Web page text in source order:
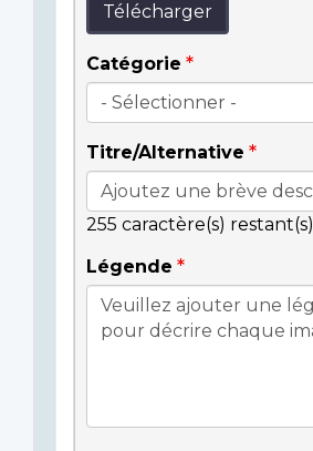
Télécharger
Catégorie
Titre/Alternative
255 caractère(s) restant(s)
Légende